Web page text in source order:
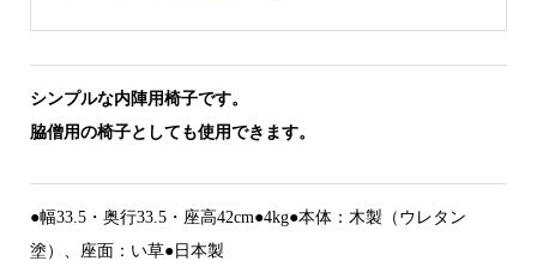
シンプルな内陣用椅子です。
脇僧用の椅子としても使用できます。
●幅33.5・奥行33.5・座高42cm●4kg●本体：木製（ウレタン
塗）、座面：い草●日本製